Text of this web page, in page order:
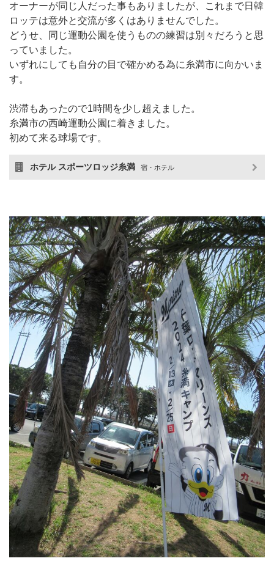
オーナーが同じ人だった事もありましたが、これまで日韓
ロッテは意外と交流が多くはありませんでした。
どうせ、同じ運動公園を使うものの練習は別々だろうと思
っていました。
いずれにしても自分の目で確かめる為に糸満市に向かいま
す。
渋滞もあったので1時間を少し超えました。
糸満市の西崎運動公園に着きました。
初めて来る球場です。
ホテル スポーツロッジ糸満 宿・ホテル